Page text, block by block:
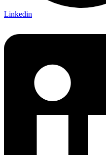
Linkedin